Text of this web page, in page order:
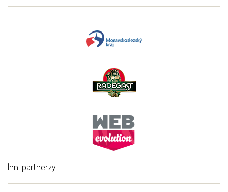
Inni partnerzy